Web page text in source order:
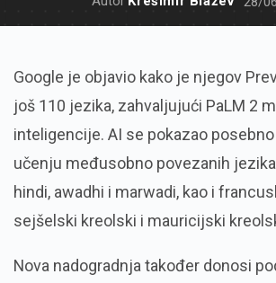
Google je objavio kako je njegov
još 110 jezika, zahvaljujući PaLM 2
inteligencije. AI se pokazao
učenju međusobno povezanih
hindi, awadhi i marwadi, kao i
sejšelski kreolski i mauricijski
Nova nadogradnja također donosi